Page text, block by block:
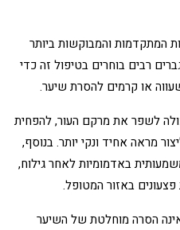
המתקדמות והמבוקשות ביותר
רבים בוחרים בטיפול זה כדי
או קרמים להסרת שיער.
לשפר את מרקם העור, להפחית
מראה אחיד ונקי יותר. בנוסף,
באדמומיות לאחר גילוח,
באזור המטופל.
הסרה מוחלטת של השיער